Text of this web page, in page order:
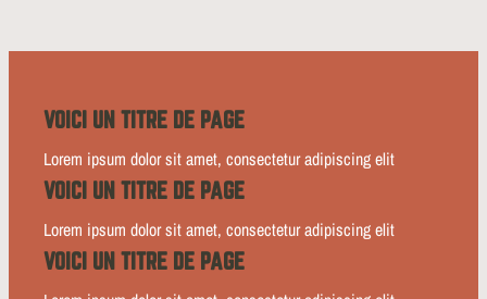
VOICI UN TITRE DE PAGE
Lorem ipsum dolor sit amet, consectetur adipiscing elit
VOICI UN TITRE DE PAGE
Lorem ipsum dolor sit amet, consectetur adipiscing elit
VOICI UN TITRE DE PAGE